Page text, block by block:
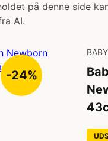
på denne side
AI.
-24%